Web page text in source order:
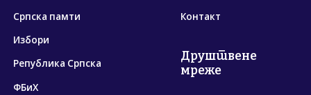
Српска памти
Избори
Република Српска
ФБиХ
Контакт
Друштвене
мреже